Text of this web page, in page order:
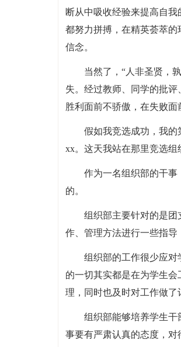
断从中吸收经验来提高自
都努力拼搏，在精英荟萃
信念。
当然了，“人非圣贤，
失。经过教师、同学的批
胜利面前不骄傲，在失败面
假如我竞选成功，我的
xx。这天我站在那里竞选组
作为一名组织部的干
的。
组织部主要针对的是团
作、管理方法进行一些指导
组织部的工作很少应
的一切其实都是在为学生
理，同时也及时对工作做了
组织部能够培养学生
事要有严肃认真的态度，对